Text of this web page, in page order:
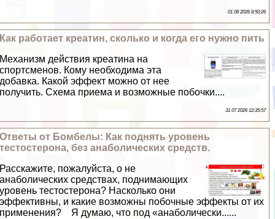
01 08 2026 8:50:26
Как работает креатин, сколько и когда его нужно пить
Механизм действия креатина на
спортсменов. Кому необходима эта
добавка. Какой эффект можно от нее
получить. Схема приема и возможные побочки....
31 07 2026 12:35:57
Ответы от Бомбелы: Как поднять уровень
тестостерона, без анаболических средств.
Расскажите, пожалуйста, о не
анаболических средствах, поднимающих
уровень тестостерона? Насколько они
эффективны, и какие возможны побочные эффекты от их
применения? Я думаю, что под «анаболически......